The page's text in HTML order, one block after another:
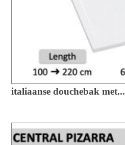
italiaanse douchebak met...